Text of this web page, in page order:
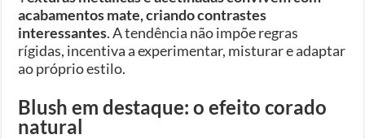
acabamentos mate, criando contrastes
interessantes. A tendência não impõe regras
rígidas, incentiva a experimentar, misturar e adaptar
ao próprio estilo.
Blush em destaque: o efeito corado
natural